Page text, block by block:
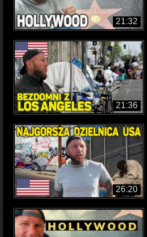
21:32
21:36
26:20